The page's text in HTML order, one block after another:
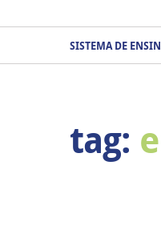
SISTEMA DE
tag: